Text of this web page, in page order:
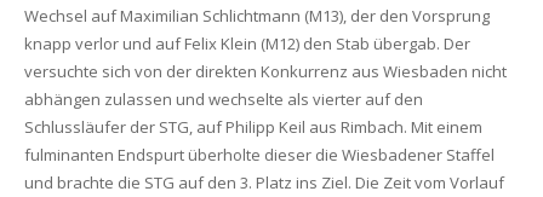
Wechsel auf Maximilian Schlichtmann (M13), der den Vorsprung
knapp verlor und auf Felix Klein (M12) den Stab übergab. Der
versuchte sich von der direkten Konkurrenz aus Wiesbaden nicht
abhängen zulassen und wechselte als vierter auf den
Schlussläufer der STG, auf Philipp Keil aus Rimbach. Mit einem
fulminanten Endspurt überholte dieser die Wiesbadener Staffel
und brachte die STG auf den 3. Platz ins Ziel. Die Zeit vom Vorlauf